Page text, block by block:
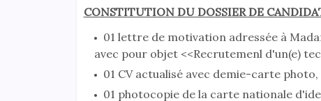
CONSTITUTION DU DOSSIER DE
01 lettre de motivation adressée à
avec pour objet <<Recrutemenl d'un(e)
01 CV actualisé avec demie-carte
01 photocopie de la carte nationale